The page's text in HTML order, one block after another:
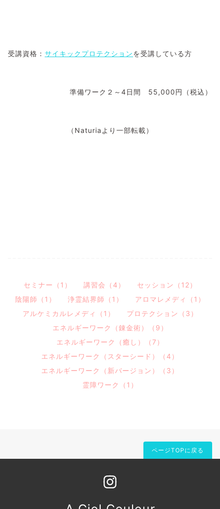
受講資格： サイキックプロテクションを受講している方
準備ワーク２～4日間 55,000円（税込）
（Naturiaより一部転載）
セミナー（1） 講習会（4）
セッション（12）
陰陽師（1）
浄霊結界師（1）
アロマレメディ（1）
アルケミカルレメディ（1）
プロテクション（3）
エネルギーワーク（錬金術）（9）
エネルギーワーク（癒し）（7）
エネルギーワーク（スターシード）（4）
エネルギーワーク（新バージョン）（3）
霊障ワーク（1）
ページTOPに戻る